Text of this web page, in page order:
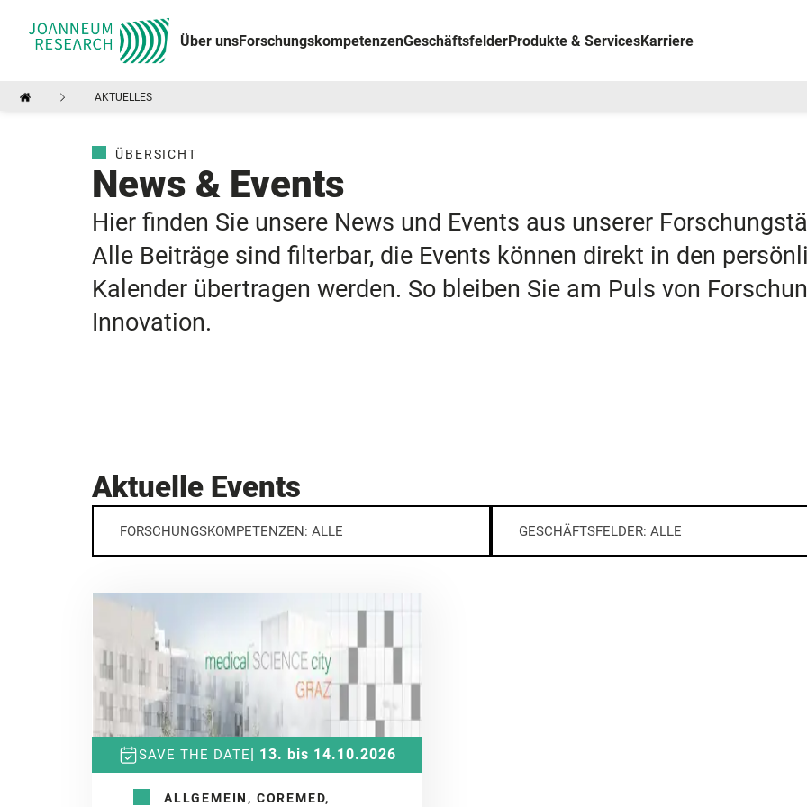
Über unsForschungskompetenzenGeschäftsfelderProdukte & ServicesKarriere
AKTUELLES
ÜBERSICHT
News & Events
Hier finden Sie unsere News und Events aus unserer
Alle Beiträge sind filterbar, die Events können direkt in den
Kalender übertragen werden. So bleiben Sie am Puls von
Innovation.
Aktuelle Events
FORSCHUNGSKOMPETENZEN: ALLE GESCHÄFTSFELDER: ALLE
SAVE THE DATE | 13. bis 14.10.2026
ALLGEMEIN, COREMED,